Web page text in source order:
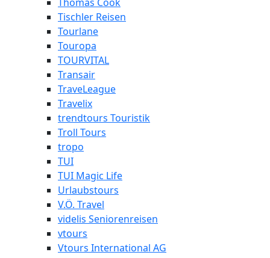
Tischler Reisen
Tourlane
Touropa
TOURVITAL
Transair
TraveLeague
Travelix
trendtours Touristik
Troll Tours
tropo
TUI
TUI Magic Life
Urlaubstours
V.Ö. Travel
videlis Seniorenreisen
vtours
Vtours International AG